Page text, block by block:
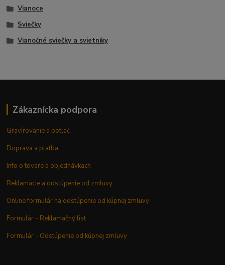
Vianoce
Sviečky
Vianočné sviečky a svietniky
Zákaznícka podpora
Gravírovanie a potlač
Doprava a platba
Info o tovare a objednávkach
Reklamácie a odstúpenie od zmluvy
Online formulár na odstúpenie od kúpnej zmluvy
Formulár - Reklamačný list
Formulár - Odstúpenie od kúpnej zmluvy